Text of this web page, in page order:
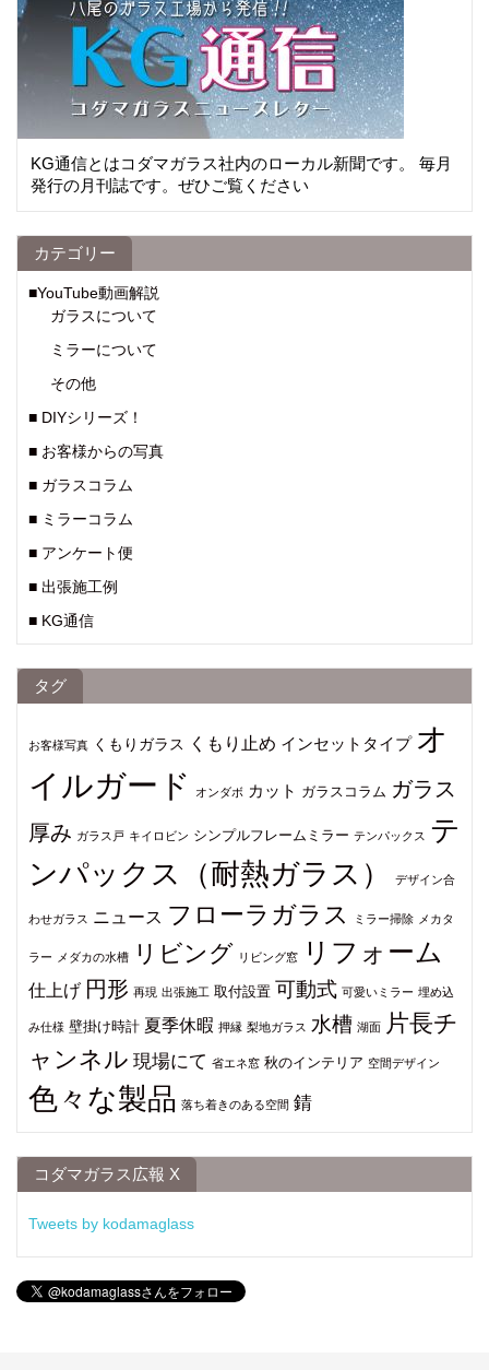
KG通信とはコダマガラス社内のローカル新聞です。 毎月
発行の月刊誌です。ぜひご覧ください
カテゴリー
■YouTube動画解説
ガラスについて
ミラーについて
その他
■ DIYシリーズ！
■ お客様からの写真
■ ガラスコラム
■ ミラーコラム
■ アンケート便
■ 出張施工例
■ KG通信
タグ
お客様写真 くもりガラス くもり止め インセットタイプ オ
イルガード
オンダボ カット ガラスコラム ガラス
厚み ガラス戸 キイロビン シンプルフレームミラー テンパックス テ
ンパックス（耐熱ガラス）
デザイン合
わせガラス ニュース フローラガラス ミラー掃除 メカタ
ラー メダカの水槽 リビング リビング窓 リフォーム
仕上げ 円形 再現 出張施工 取付設置 可動式 可愛いミラー 埋め込
み仕様 壁掛け時計 夏季休暇 押縁 梨地ガラス 水槽 湖面
片長チ
ャンネル 現場にて 省エネ窓 秋のインテリア 空間デザイン
色々な製品 落ち着きのある空間 錆
コダマガラス広報 X
Tweets by kodamaglass